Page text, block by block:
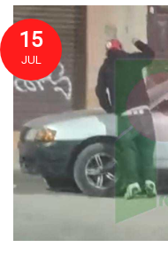
15
JUL